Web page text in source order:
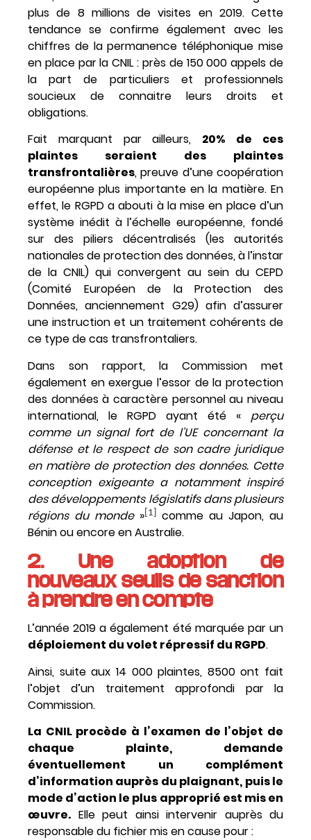
plus de 8 millions de visites en 2019. Cette
tendance se confirme également avec les
chiffres de la permanence téléphonique mise
en place par la CNIL : près de 150 000 appels de
la part de particuliers et professionnels
soucieux de connaitre leurs droits et
obligations.
Fait marquant par ailleurs, 20% de ces
plaintes seraient des plaintes
transfrontalières, preuve d’une coopération
européenne plus importante en la matière. En
effet, le RGPD a abouti à la mise en place d’un
système inédit à l’échelle européenne, fondé
sur des piliers décentralisés (les autorités
nationales de protection des données, à l’instar
de la CNIL) qui convergent au sein du CEPD
(Comité Européen de la Protection des
Données, anciennement G29) afin d’assurer
une instruction et un traitement cohérents de
ce type de cas transfrontaliers.
Dans son rapport, la Commission met
également en exergue l’essor de la protection
des données à caractère personnel au niveau
international, le RGPD ayant été « perçu
comme un signal fort de l’UE concernant la
défense et le respect de son cadre juridique
en matière de protection des données. Cette
conception exigeante a notamment inspiré
des développements législatifs dans plusieurs
régions du monde » [1]
comme au Japon, au
Bénin ou encore en Australie.
2. Une adoption de
nouveaux seuils de sanction
à prendre en compte
L’année 2019 a également été marquée par un
déploiement du volet répressif du RGPD.
Ainsi, suite aux 14 000 plaintes, 8500 ont fait
l’objet d’un traitement approfondi par la
Commission.
La CNIL procède à l’examen de l’objet de
chaque plainte, demande
éventuellement un complément
d’information auprès du plaignant, puis le
mode d’action le plus approprié est mis en
œuvre. Elle peut ainsi intervenir auprès du
responsable du fichier mis en cause pour :